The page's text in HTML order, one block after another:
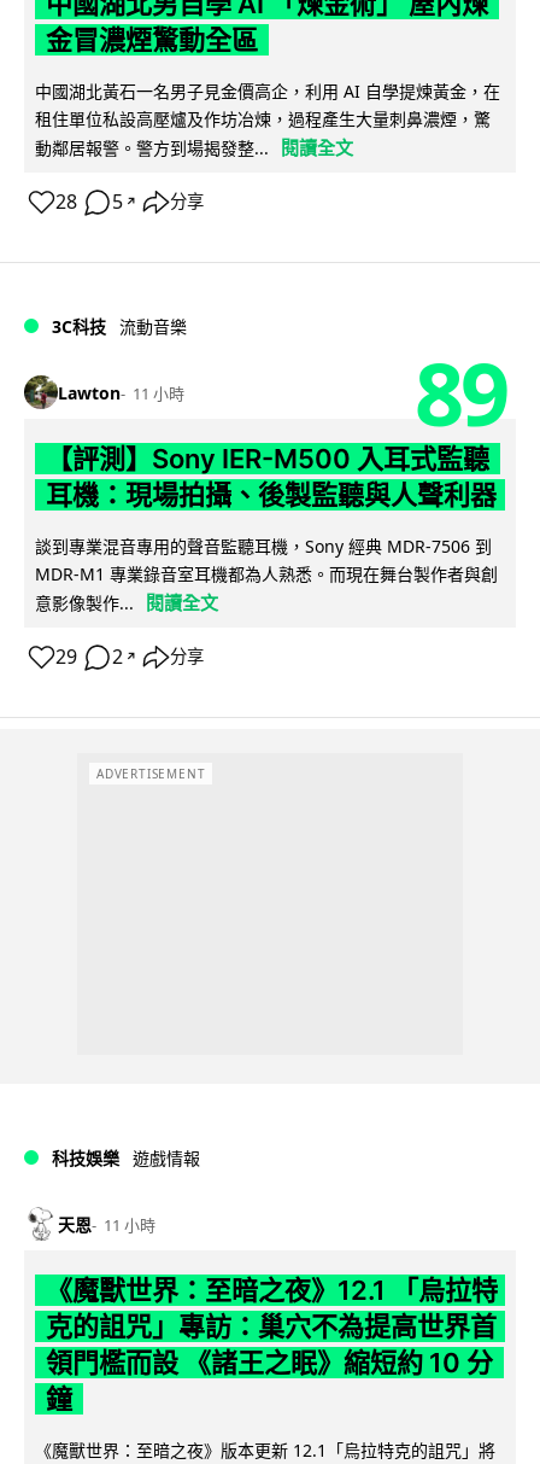
金冒濃煙驚動全區
中國湖北黃石一名男子見金價高企，利用 AI 自學提煉黃金，在
租住單位私設高壓爐及作坊冶煉，過程產生大量刺鼻濃煙，驚
動鄰居報警。警方到場揭發整...
閱讀全文
28 5 ↗ 分享
3C科技 流動音樂
Lawton 11 小時 89
【評測】Sony IER-M500 入耳式監聽
耳機：現場拍攝、後製監聽與人聲利器
談到專業混音專用的聲音監聽耳機，Sony 經典 MDR-7506 到
MDR-M1 專業錄音室耳機都為人熟悉。而現在舞台製作者與創
意影像製作...
閱讀全文
29 2 ↗ 分享
ADVERTISEMENT
科技娛樂 遊戲情報
天恩 11 小時
《魔獸世界：至暗之夜》12.1 「烏拉特
克的詛咒」專訪：巢穴不為提高世界首
領門檻而設 《諸王之眠》縮短約 10 分
鐘
《魔獸世界：至暗之夜》版本更新 12.1「烏拉特克的詛咒」將